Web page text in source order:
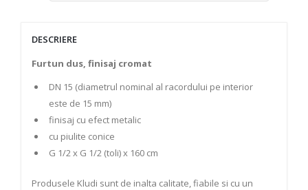
DESCRIERE
Furtun dus, finisaj cromat
DN 15 (diametrul nominal al racordului pe interior
este de 15 mm)
finisaj cu efect metalic
cu piulite conice
G 1/2 x G 1/2 (toli) x 160 cm
Produsele Kludi sunt de inalta calitate, fiabile si cu un